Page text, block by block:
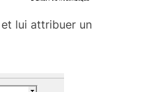
lui attribuer un